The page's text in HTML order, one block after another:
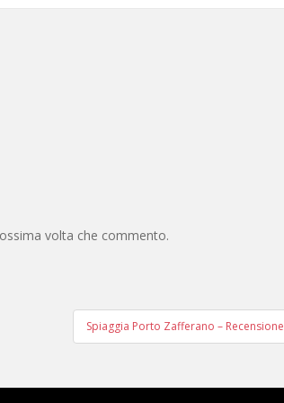
volta che commento.
Spiaggia Porto Zafferano – Recensione